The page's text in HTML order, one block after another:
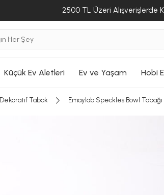
2500 TL Üzeri Alışverişlerde
Küçük Ev Aletleri Ev ve Yaşam Hobi
Dekoratif Tabak Emaylab Speckles Bowl